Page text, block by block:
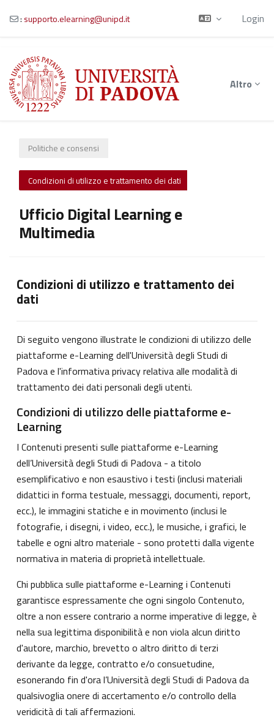
Vai al contenuto principale
: supporto.elearning@unipd.it Login
Altro
Politiche e consensi
Condizioni di utilizzo e trattamento dei dati
Ufficio Digital Learning e
Multimedia
Condizioni di utilizzo e trattamento dei
dati
Di seguito vengono illustrate le condizioni di utilizzo delle
piattaforme e-Learning dell'Università degli Studi di
Padova e l'informativa privacy relativa alle modalità di
trattamento dei dati personali degli utenti.
Condizioni di utilizzo delle piattaforme e-
Learning
I Contenuti presenti sulle piattaforme e-Learning
dell’Università degli Studi di Padova - a titolo
esemplificativo e non esaustivo i testi (inclusi materiali
didattici in forma testuale, messaggi, documenti, report,
ecc.), le immagini statiche e in movimento (inclusi le
fotografie, i disegni, i video, ecc.), le musiche, i grafici, le
tabelle e ogni altro materiale - sono protetti dalla vigente
normativa in materia di proprietà intellettuale.
Chi pubblica sulle piattaforme e-Learning i Contenuti
garantisce espressamente che ogni singolo Contenuto,
oltre a non essere contrario a norme imperative di legge, è
nella sua legittima disponibilità e non viola alcun diritto
d'autore, marchio, brevetto o altro diritto di terzi
derivante da legge, contratto e/o consuetudine,
esonerando fin d'ora l’Università degli Studi di Padova da
qualsivoglia onere di accertamento e/o controllo della
veridicità di tali affermazioni.